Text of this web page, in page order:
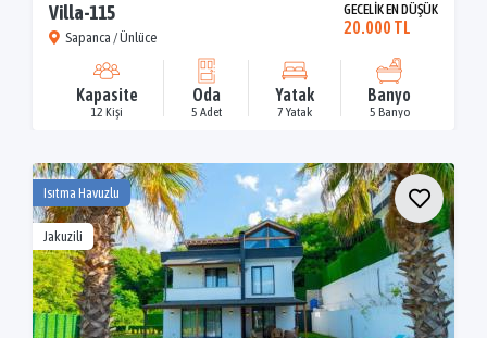
Villa-115
Sapanca / Ünlüce
GECELİK EN DÜŞÜK
20.000 TL
Kapasite
12 Kişi
Oda
5 Adet
Yatak
7 Yatak
Banyo
5 Banyo
Isıtma Havuzlu
Jakuzili